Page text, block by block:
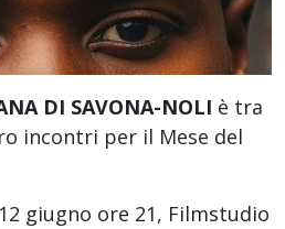
DI SAVONA-NOLI è tra
incontri per il Mese del
giugno ore 21, Filmstudio